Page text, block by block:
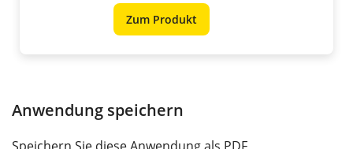
Zum Produkt
Anwendung speichern